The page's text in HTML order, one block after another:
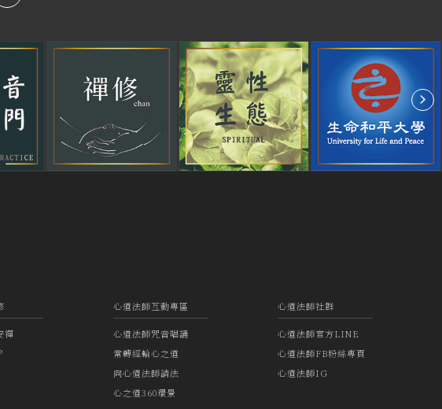
禪
心道法師互動專區
心道法師咒音唱誦
常轉經輪心之道
向心道法師請法
心之道360環景
心道法師社群
心道法師官方LINE
心道法師FB粉絲專頁
心道法師IG